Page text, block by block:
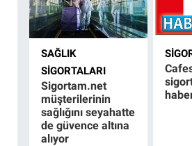
SAĞLIK
SIGORTALARI
Sigortam.net
müşterilerinin
sağlığını seyahatte
de güvence altına
alıyor